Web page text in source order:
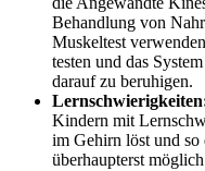
Behandlung von
Muskeltest
testen und das
darauf zu beruhigen.
Kindern mit
im Gehirn löst und so
überhaupterst